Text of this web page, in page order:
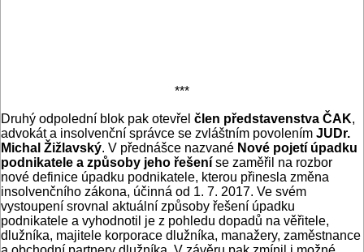
***
Druhý odpolední blok pak otevřel člen představenstva ČAK,
advokát a insolvenční správce se zvláštním povolením JUDr.
Michal Žižlavský. V přednášce nazvané Nové pojetí úpadku
podnikatele a způsoby jeho řešení se zaměřil na rozbor
nové definice úpadku podnikatele, kterou přinesla změna
insolvenčního zákona, účinná od 1. 7. 2017. Ve svém
vystoupení srovnal aktuální způsoby řešení úpadku
podnikatele a vyhodnotil je z pohledu dopadů na věřitele,
dlužníka, majitele korporace dlužníka, manažery, zaměstnance